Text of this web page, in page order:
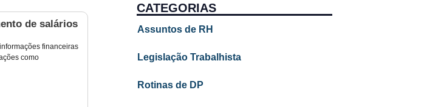
de salários
financeiras
como
CATEGORIAS
Assuntos de RH
Legislação Trabalhista
Rotinas de DP